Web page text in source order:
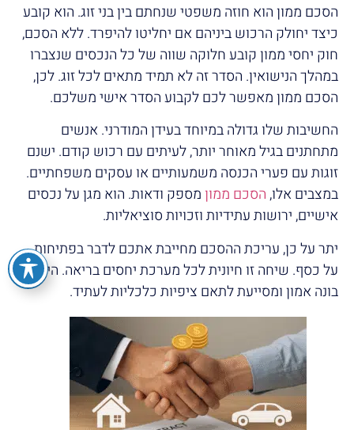
הסכם ממון הוא חוזה משפטי שנחתם בין בני זוג. הוא קובע
כיצד יחולק הרכוש ביניהם אם יחליטו להיפרד. ללא הסכם,
חוק יחסי ממון קובע חלוקה שווה של כל הנכסים שנצברו
במהלך הנישואין. הסדר זה לא תמיד מתאים לכל זוג. לכן,
הסכם ממון מאפשר לכם לקבוע הסדר אישי משלכם.
החשיבות שלו גדולה במיוחד בעידן המודרני. אנשים
מתחתנים בגיל מאוחר יותר, לעיתים עם רכוש קודם. ישנם
זוגות עם פערי הכנסה משמעותיים או עסקים משפחתיים.
במצבים אלו,הסכם ממוןמספק ודאות. הוא מגן על נכסים
אישיים, ירושות עתידיות וזכויות סוציאליות.
יתר על כן, עריכת ההסכם מחייבת אתכם לדבר בפתיחות
על כסף. שיחה זו חיונית לכל מערכת יחסים בריאה. היא
בונה אמון ומסייעת לתאם ציפיות כלכליות לעתיד.